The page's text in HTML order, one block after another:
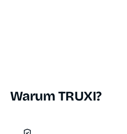
Warum TRUXI?